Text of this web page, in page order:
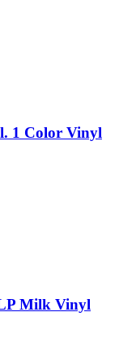
1 Color Vinyl
Milk Vinyl